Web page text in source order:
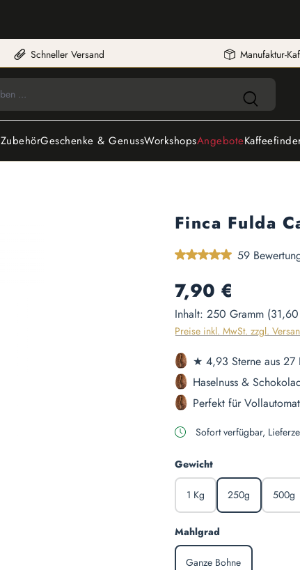
Schneller Versand Manufaktur-
ZubehörGeschenke & GenussWorkshopsAngebote
Finca Fulda
Durchschnittliche
59
Regulärer Preis:
7,90 €
Inhalt: 250 Gramm
Preise inkl. MwSt. zzgl.
★ 4,93 Sterne aus 27
Haselnuss &
Perfekt für
Sofort verfügbar,
Gewichtauswählen
1 Kg 250g 500g
Mahlgradauswählen
Ganze Bohne